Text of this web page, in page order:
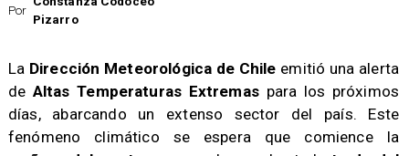
Por
Pizarro
La Dirección Meteorológica de Chile emitió una alerta
de Altas Temperaturas Extremaspara los próximos
días, abarcando un extenso sector del país. Este
fenómeno climático se espera que comience la